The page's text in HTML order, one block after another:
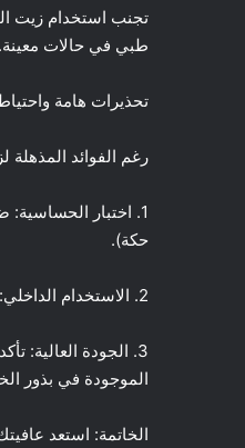
تجنب استخدام زيت
طبي في حالات معينة.
تحذيرات هامة
رغم الفوائد
1. اختبار
حكة).
2. الاستخدام الداخلي: لا ينصح بشرب زيت الخروع بجرعات كبيرة دون استشارة طبية، لأنه ملين قوي جداً قد يسبب جفافاً.
3. الجودة العالية:
الموجودة في بذور
الخاتمة: استعد